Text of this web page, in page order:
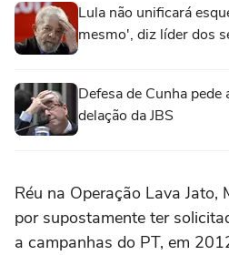
Lula não unificará
mesmo', diz líder dos
Defesa de Cunha pede
delação da JBS
Réu na Operação Lava
por supostamente ter
a campanhas do PT, em